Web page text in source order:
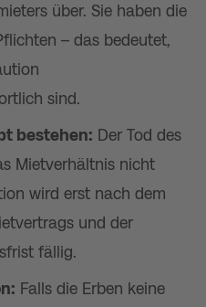
über. Sie haben die
– das bedeutet,
sind.
bestehen: Der Tod des
Mietverhältnis nicht
wird erst nach dem
und der
fällig.
Falls die Erben keine